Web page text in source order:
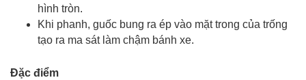
hình tròn.
Khi phanh, guốc bung ra ép vào mặt trong của trống
tạo ra ma sát làm chậm bánh xe.
Đặc điểm